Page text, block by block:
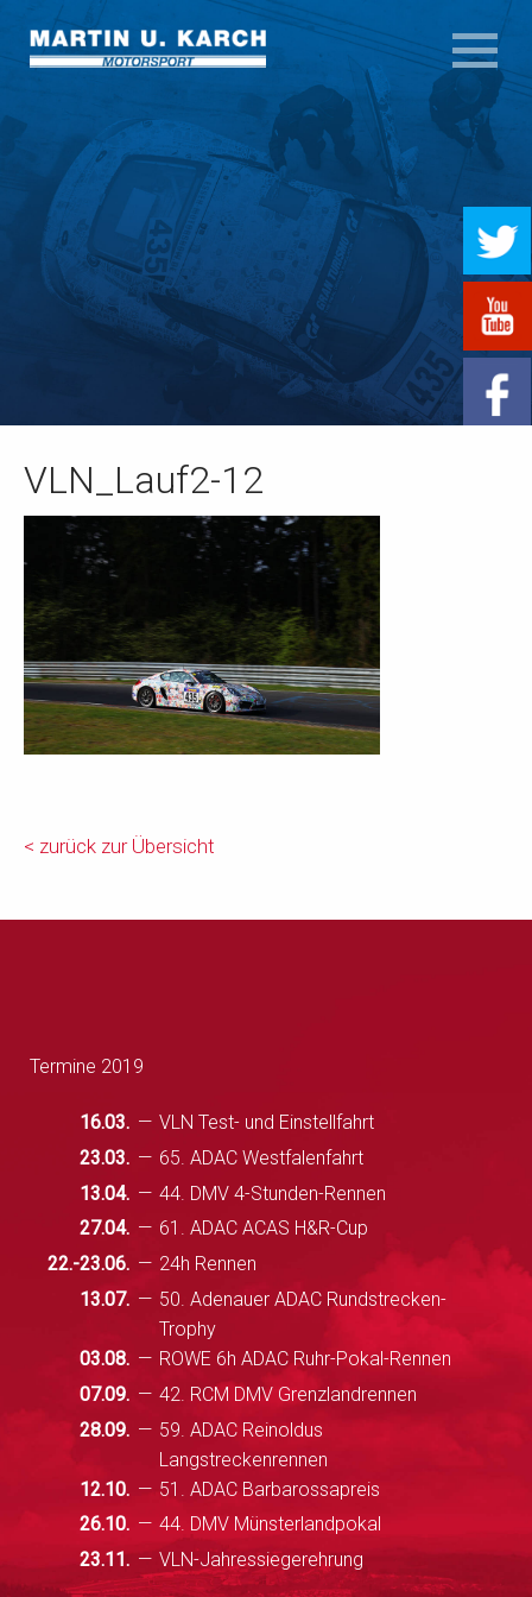
VLN_Lauf2-12
< zurück zur Übersicht
Termine 2019
16.03.
VLN Test- und Einstellfahrt
23.03.
65. ADAC Westfalenfahrt
13.04.
44. DMV 4-Stunden-Rennen
27.04.
61. ADAC ACAS H&R-Cup
22.-23.06.
24h Rennen
13.07.
50. Adenauer ADAC Rundstrecken-
Trophy
03.08.
ROWE 6h ADAC Ruhr-Pokal-Rennen
07.09.
42. RCM DMV Grenzlandrennen
28.09.
59. ADAC Reinoldus
Langstreckenrennen
12.10.
51. ADAC Barbarossapreis
26.10.
44. DMV Münsterlandpokal
23.11.
VLN-Jahressiegerehrung